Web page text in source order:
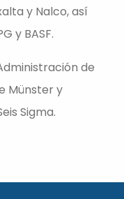
y Nalco, así
y BASF.
de
Münster y
Sigma.